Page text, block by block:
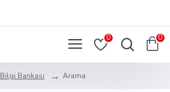
0 0
Bilgi Bankası Arama